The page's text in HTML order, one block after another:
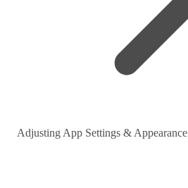
Adjusting App Settings & Appearance